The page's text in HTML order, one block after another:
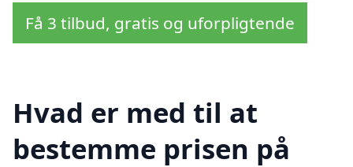
Få 3 tilbud, gratis og uforpligtende
Hvad er med til at
bestemme prisen på